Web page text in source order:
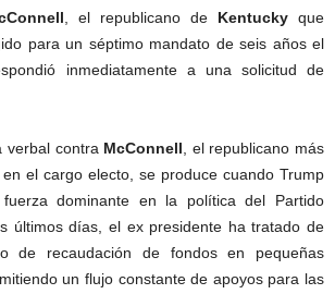
, el republicano de Kentucky que
para un séptimo mandato de seis años el
inmediatamente a una solicitud de
verbal contra McConnell , el republicano más
el cargo electo, se produce cuando Trump
dominante en la política del Partido
últimos días, el ex presidente ha tratado de
de recaudación de fondos en pequeñas
un flujo constante de apoyos para las